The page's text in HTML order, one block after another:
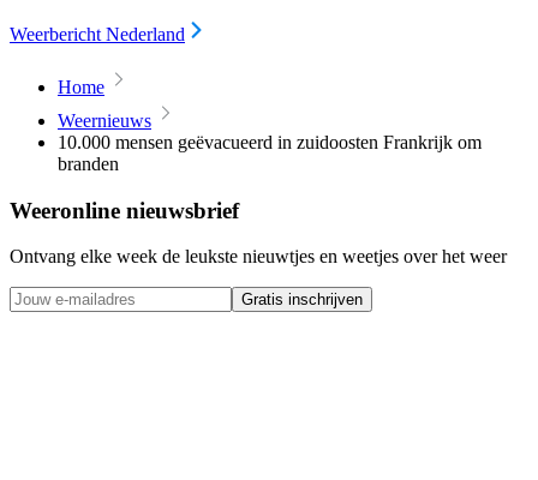
Weerbericht Nederland
Home
Weernieuws
10.000 mensen geëvacueerd in zuidoosten Frankrijk om
branden
Weeronline nieuwsbrief
Ontvang elke week de leukste nieuwtjes en weetjes over het weer
Gratis inschrijven